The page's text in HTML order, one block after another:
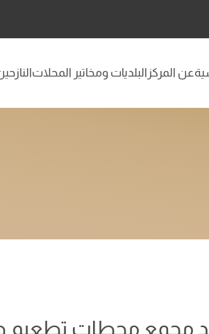
عن المركز البلديات ومخاتير المحلات
مجمع محطات تطعيم